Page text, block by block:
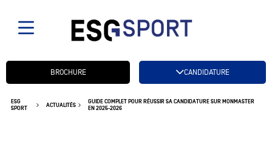
ESG
SPORT
ACTUALITÉS
GUIDE COMPLET POUR RÉUSSIR SA CANDIDATURE SUR MONMASTER
EN 2025-2026
CANDIDATURE
Candidatez btnBROCHURE